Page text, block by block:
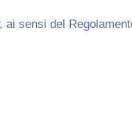
ai sensi del